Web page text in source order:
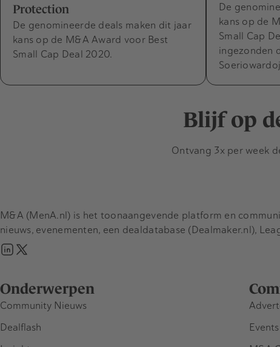
Protection
De genomineerde deals maken dit jaar
kans op de M&A Award voor Best
Small Cap Deal 2020.
De
kans op de
Small Cap
ingezonden
Blijf op
Ontvang 3x per week
Onderwerpen
Community Nieuws
Dealflash
Events
M&A (MenA.nl) is het toonaangevende platform en
nieuws, evenementen, een dealdatabase (Dealmaker.nl),